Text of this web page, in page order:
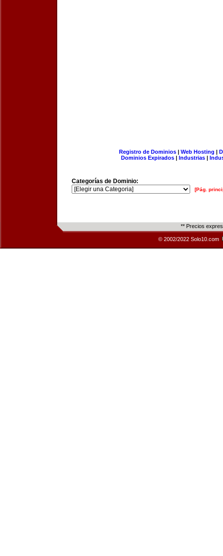
Registro de Dominios| Web Hosting |
Dominios Expirados | Industrias |
Categorías de Dominio:
[Pág.
** Precios
© 2002/2022 Solo10.com